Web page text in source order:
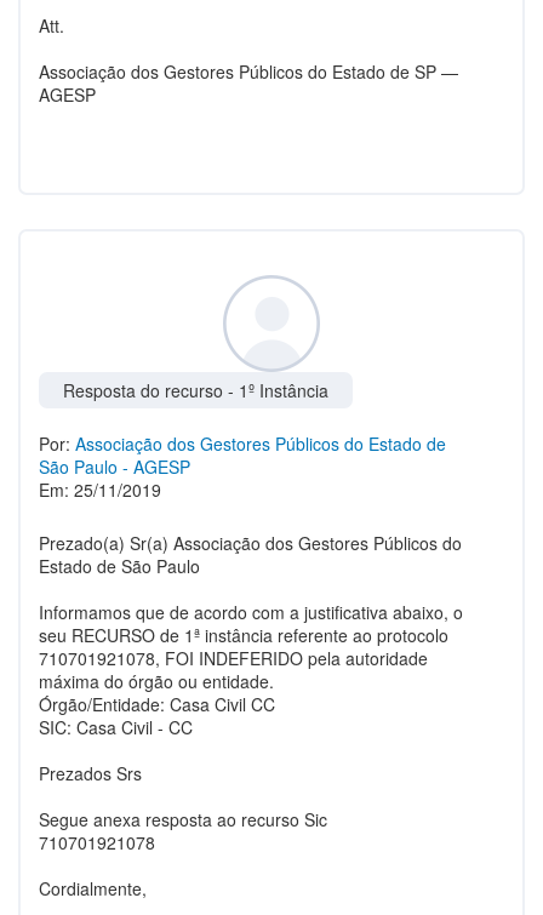
Att.
Associação dos Gestores Públicos do Estado de SP —
AGESP
Resposta do recurso - 1º Instância
Por: Associação dos Gestores Públicos do Estado de
São Paulo - AGESP
Em: 25/11/2019
Prezado(a) Sr(a) Associação dos Gestores Públicos do
Estado de São Paulo
Informamos que de acordo com a justificativa abaixo, o
seu RECURSO de 1ª instância referente ao protocolo
710701921078, FOI INDEFERIDO pela autoridade
máxima do órgão ou entidade.
Órgão/Entidade: Casa Civil CC
SIC: Casa Civil - CC
Prezados Srs
Segue anexa resposta ao recurso Sic
710701921078
Cordialmente,